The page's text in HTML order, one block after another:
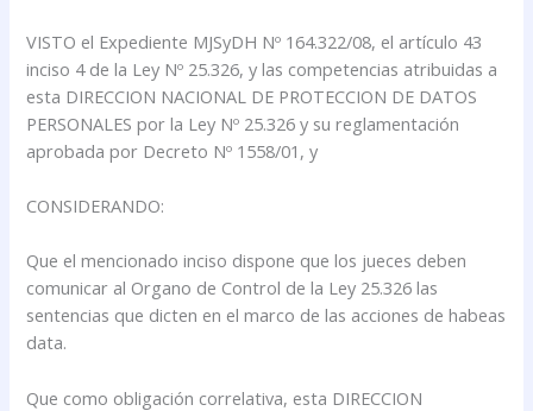
VISTO el Expediente MJSyDH Nº 164.322/08, el artículo 43
inciso 4 de la Ley Nº 25.326, y las competencias atribuidas a
esta DIRECCION NACIONAL DE PROTECCION DE DATOS
PERSONALES por la Ley Nº 25.326 y su reglamentación
aprobada por Decreto Nº 1558/01, y
CONSIDERANDO:
Que el mencionado inciso dispone que los jueces deben
comunicar al Organo de Control de la Ley 25.326 las
sentencias que dicten en el marco de las acciones de habeas
data.
Que como obligación correlativa, esta DIRECCION